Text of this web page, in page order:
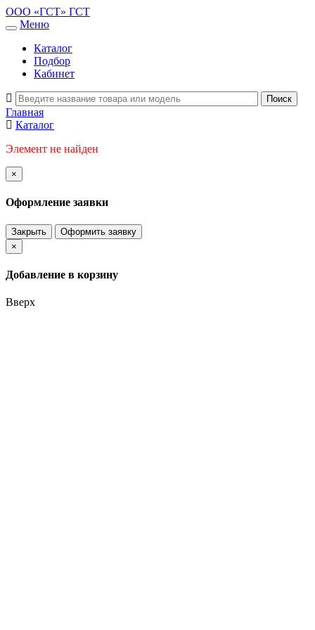
ООО «ГСТ» ГСТ
Меню
Каталог
Подбор
Кабинет
Главная
Каталог
Элемент не найден
×
Оформление заявки
Закрыть
Оформить заявку
×
Добавление в корзину
Вверх